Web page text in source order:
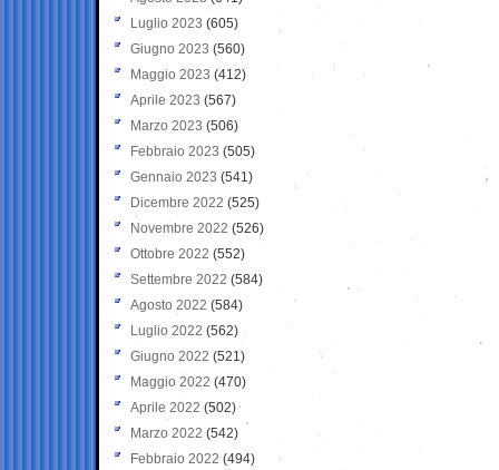
Luglio 2023 (605)
Giugno 2023 (560)
Maggio 2023 (412)
Aprile 2023 (567)
Marzo 2023 (506)
Febbraio 2023 (505)
Gennaio 2023 (541)
Dicembre 2022 (525)
Novembre 2022 (526)
Ottobre 2022 (552)
Settembre 2022 (584)
Agosto 2022 (584)
Luglio 2022 (562)
Giugno 2022 (521)
Maggio 2022 (470)
Aprile 2022 (502)
Marzo 2022 (542)
Febbraio 2022 (494)